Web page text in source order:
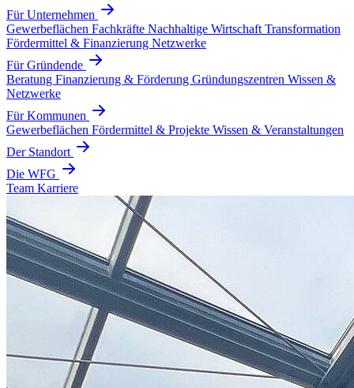
Für Unternehmen
Gewerbeflächen Fachkräfte Nachhaltige Wirtschaft Transformation
Fördermittel & Finanzierung Netzwerke
Für Gründende
Beratung Finanzierung & Förderung Gründungszentren Wissen &
Netzwerke
Für Kommunen
Gewerbeflächen Fördermittel & Projekte Wissen & Veranstaltungen
Der Standort
Die WFG
Team Karriere